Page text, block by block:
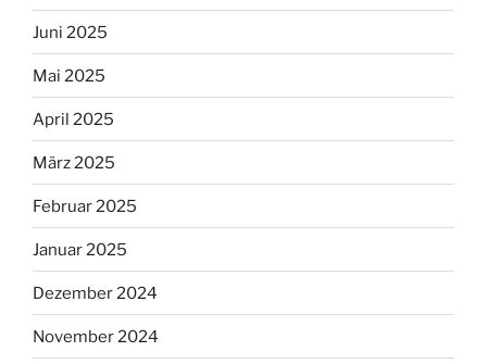
Juni 2025
Mai 2025
April 2025
März 2025
Februar 2025
Januar 2025
Dezember 2024
November 2024